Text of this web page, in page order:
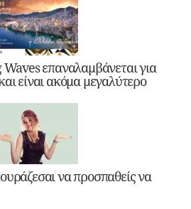
επαναλαμβάνεται για
είναι ακόμα μεγαλύτερο
να προσπαθείς να